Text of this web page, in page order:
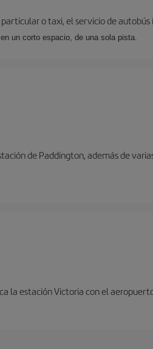
o taxi, el servicio de
un corto espacio, de una sola pista.
de Paddington, además de
la estación Victoria con el